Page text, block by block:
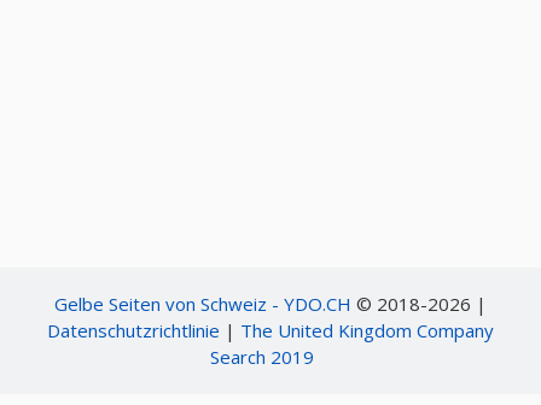
Gelbe Seiten von Schweiz - YDO.CH © 2018-2026 |
Datenschutzrichtlinie | The United Kingdom Company
Search 2019